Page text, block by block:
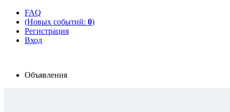
FAQ
(Новых событий: 0)
Регистрация
Вход
Объявления